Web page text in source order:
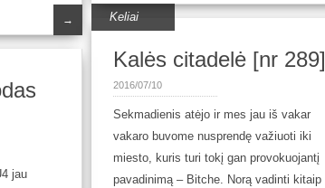
→ Keliai
Kalės citadelė [nr 289]
2016/07/10
Sekmadienis atėjo ir mes jau iš vakar
vakaro buvome nusprendę važiuoti iki
miesto, kuris turi tokį gan provokuojantį
pavadinimą – Bitche. Norą vadinti kitaip
jau